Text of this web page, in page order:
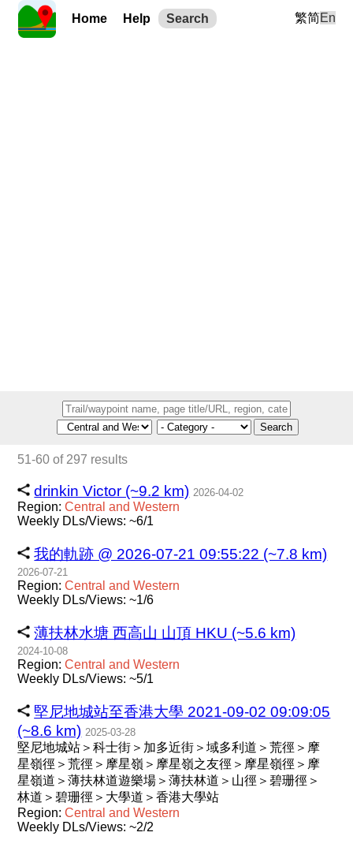
Home Help Search 繁简En
Search
51-60 of 297 results
drinkin Victor (~9.2 km) 2026-04-02
Region:Central and Western
Weekly DLs/Views: ~6/1
我的軌跡 @ 2026-07-21 09:55:22 (~7.8 km)
2026-07-21
Region:Central and Western
Weekly DLs/Views: ~1/6
薄扶林水塘 西高山 山頂 HKU (~5.6 km)
2024-10-08
Region:Central and Western
Weekly DLs/Views: ~5/1
堅尼地城站至香港大學 2021-09-02 09:09:05
(~8.6 km) 2025-03-28
堅尼地城站＞科士街＞加多近街＞域多利道＞荒徑＞摩
星嶺徑＞荒徑＞摩星嶺＞摩星嶺之友徑＞摩星嶺徑＞摩
星嶺道＞薄扶林道遊樂場＞薄扶林道＞山徑＞碧珊徑＞
林道＞碧珊徑＞大學道＞香港大學站
Region:Central and Western
Weekly DLs/Views: ~2/2